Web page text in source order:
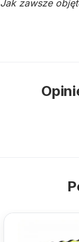
Jak zawsze